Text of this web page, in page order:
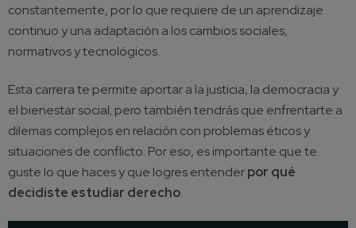
constantemente, por lo que requiere de un aprendizaje
continuo y una adaptación a los cambios sociales,
normativos y tecnológicos.
Esta carrera te permite aportar a la justicia, la democracia y
el bienestar social; pero también tendrás que enfrentarte a
dilemas complejos en relación con problemas éticos y
situaciones de conflicto. Por eso, es importante que te
guste lo que haces y que logres entenderpor qué
decidiste estudiar derecho.